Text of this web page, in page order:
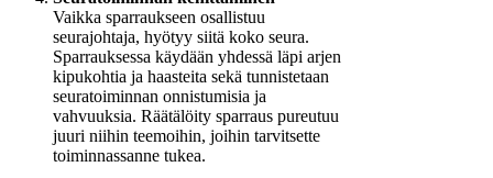
Vaikka sparraukseen osallistuu
seurajohtaja, hyötyy siitä koko seura.
Sparrauksessa käydään yhdessä läpi arjen
kipukohtia ja haasteita sekä tunnistetaan
seuratoiminnan onnistumisia ja
vahvuuksia. Räätälöity sparraus pureutuu
juuri niihin teemoihin, joihin tarvitsette
toiminnassanne tukea.